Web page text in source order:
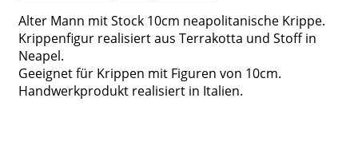
Alter Mann mit Stock 10cm neapolitanische Krippe.
Krippenfigur realisiert aus Terrakotta und Stoff in
Neapel.
Geeignet für Krippen mit Figuren von 10cm.
Handwerkprodukt realisiert in Italien.